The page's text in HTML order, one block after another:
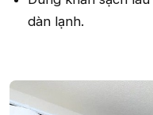
dàn lạnh.